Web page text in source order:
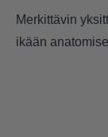
Merkittävin
ikään